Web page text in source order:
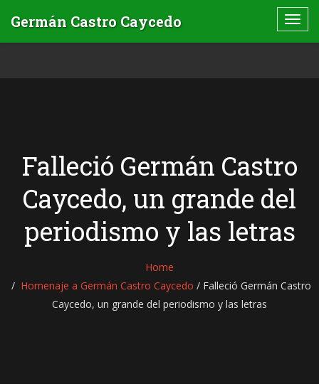
Falleció Germán Castro
Caycedo, un grande del
periodismo y las letras
Home
Homenaje a Germán Castro Caycedo / Falleció Germán Castro
Caycedo, un grande del periodismo y las letras